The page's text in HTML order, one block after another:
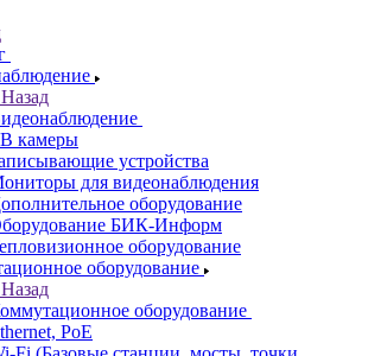
Назад
камеры
устройства
для видеонаблюдения
оборудование
БИК-Информ
оборудование
оборудование
Назад
оборудование
PoE